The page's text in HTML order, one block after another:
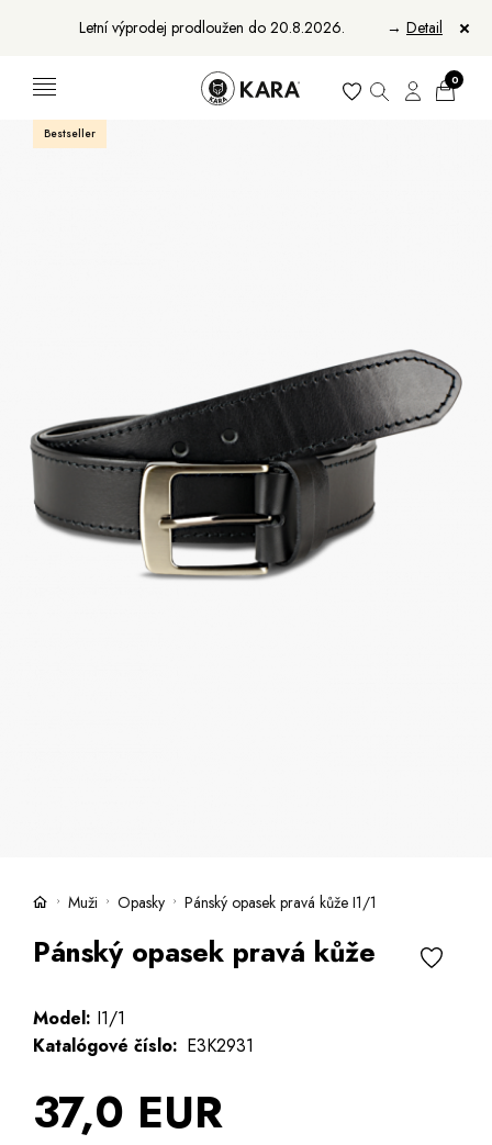
Letní výprodej prodloužen do 20.8.2026. → Detail
Manikúry
Šály
Kufre -21 % Predajne Služby
Kara klub
Darčekové poukazy
Extra výhodné
Zľavy
0
Bestseller
Muži Opasky Pánský opasek pravá kůže I1/1
Pánský opasek pravá kůže
Model: I1/1
Katalógové číslo: E3K2931
37,0 EUR